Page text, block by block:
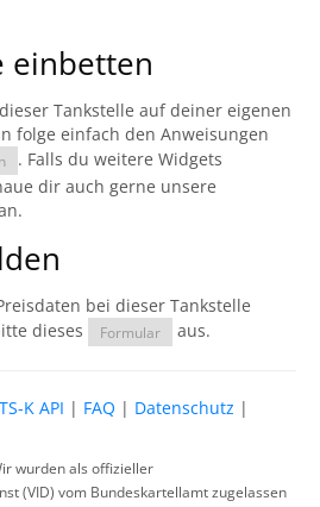
einbetten
Tankstelle auf deiner eigenen
folge einfach den Anweisungen
. Falls du weitere Widgets
dir auch gerne unsere
bei dieser Tankstelle
dieses
Formular aus.
K API | FAQ | Datenschutz |
wurden als offizieller
(VID) vom Bundeskartellamt zugelassen